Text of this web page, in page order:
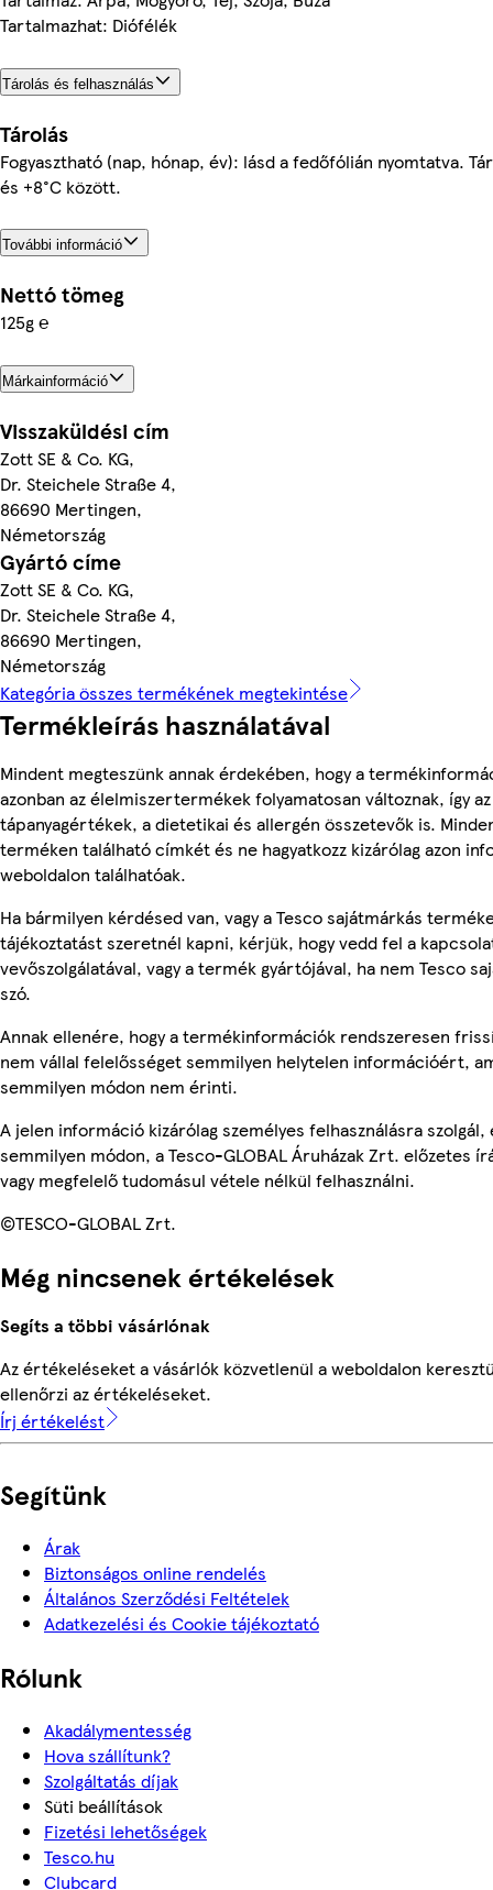
Tartalmazhat: Diófélék
Tárolás és felhasználás
Tárolás
Fogyasztható (nap, hónap, év): lásd a fedőfólián nyomtatva.
és +8°C között.
További információ
Nettó tömeg
125g ℮
Márkainformáció
Visszaküldési cím
Zott SE & Co. KG,
Dr. Steichele Straße 4,
86690 Mertingen,
Németország
Gyártó címe
Zott SE & Co. KG,
Dr. Steichele Straße 4,
86690 Mertingen,
Németország
Kategória összes termékének megtekintése
Termékleírás használatával
Mindent megteszünk annak érdekében, hogy a
azonban az élelmiszertermékek folyamatosan változnak, így
tápanyagértékek, a dietetikai és allergén összetevők is.
terméken található címkét és ne hagyatkozz kizárólag azon
weboldalon találhatóak.
Ha bármilyen kérdésed van, vagy a Tesco sajátmárkás
tájékoztatást szeretnél kapni, kérjük, hogy vedd fel a
vevőszolgálatával, vagy a termék gyártójával, ha nem Tesco
szó.
Annak ellenére, hogy a termékinformációk rendszeresen
nem vállal felelősséget semmilyen helytelen információért,
semmilyen módon nem érinti.
A jelen információ kizárólag személyes felhasználásra
semmilyen módon, a Tesco-GLOBAL Áruházak Zrt. előzetes
vagy megfelelő tudomásul vétele nélkül felhasználni.
©TESCO-GLOBAL Zrt.
Még nincsenek értékelések
Segíts a többi vásárlónak
Az értékeléseket a vásárlók közvetlenül a weboldalon
ellenőrzi az értékeléseket.
Írj értékelést
Segítünk
Árak
Biztonságos online rendelés
Általános Szerződési Feltételek
Adatkezelési és Cookie tájékoztató
Rólunk
Akadálymentesség
Hova szállítunk?
Szolgáltatás díjak
Süti beállítások
Fizetési lehetőségek
Tesco.hu
Clubcard